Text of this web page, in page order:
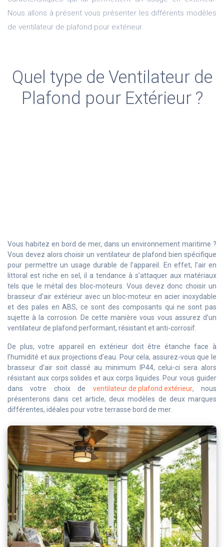
Nous allons à présent vous présenter les différents modèles
de ventilateur de plafond pour extérieur.
Quel type de Ventilateur de
Plafond pour Extérieur ?
Vous habitez en bord de mer, dans un environnement maritime ?
Vous devez alors choisir un ventilateur de plafond bien spécifique
pour permettre un usage durable de l’appareil. En effet, l’air en
littoral est riche en sel, il a tendance à s’attaquer aux matériaux
tels que le métal des bloc-moteurs. Vous devez donc choisir un
brasseur d’air extérieur avec un bloc-moteur en acier inoxydable
et des pales en ABS, ce sont des composants qui ne sont pas
sujette à la corrosion. De cette manière vous vous assurez d’un
ventilateur de plafond performant, résistant et anti-corrosif.
De plus, votre appareil en extérieur doit être étanche face à
l’humidité et aux projections d’eau. Pour cela, assurez-vous que le
brasseur d’air soit classé au minimum IP44, celui-ci sera alors
résistant aux corps solides et aux corps liquides. Pour vous guider
dans votre choix de ventilateur de plafond extérieur, nous
présenterons dans cet article, deux modèles de deux marques
différentes, idéales pour votre terrasse bord de mer.